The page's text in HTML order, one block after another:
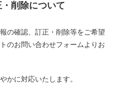
削除について
の確認、訂正・削除等をご希望
のお問い合わせフォームよりお
かに対応いたします。